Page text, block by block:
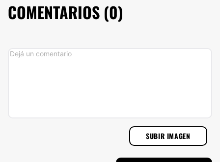
COMENTARIOS (0)
SUBIR IMAGEN